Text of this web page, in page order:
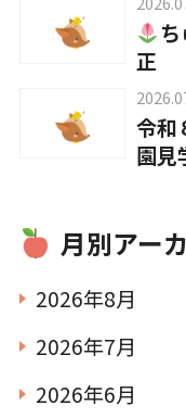
草
正
令
園見
月別アー
2026年8月
2026年7月
2026年6月